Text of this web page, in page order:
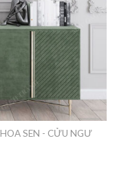
HOA SEN - CỬU NGƯ